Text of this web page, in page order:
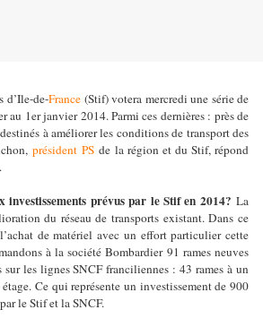
d’Ile-de-France (Stif) votera mercredi une série de
au 1er janvier 2014. Parmi ces dernières : près de
à améliorer les conditions de transport des
président PS de la région et du Stif, répond
investissements prévus par le Stif en 2014? La
du réseau de transports existant. Dans ce
de matériel avec un effort particulier cette
à la société Bombardier 91 rames neuves
sur les lignes SNCF franciliennes : 43 rames à un
Ce qui représente un investissement de 900
le Stif et la SNCF.